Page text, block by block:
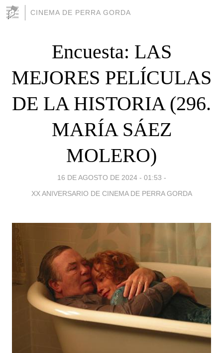
CINEMA DE PERRA GORDA
Encuesta: LAS
MEJORES PELÍCULAS
DE LA HISTORIA (296.
MARÍA SÁEZ
MOLERO)
16 DE AGOSTO DE 2024 - 01:53 -
XX ANIVERSARIO DE CINEMA DE PERRA GORDA